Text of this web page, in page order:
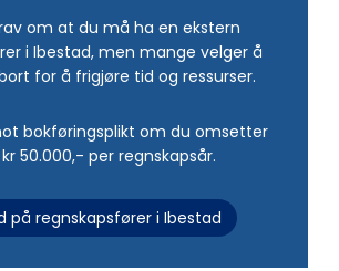
om at du må ha en ekstern
i Ibestad, men mange velger å
for å frigjøre tid og ressurser.
bokføringsplikt om du omsetter
50.000,- per regnskapsår.
på regnskapsfører i Ibestad